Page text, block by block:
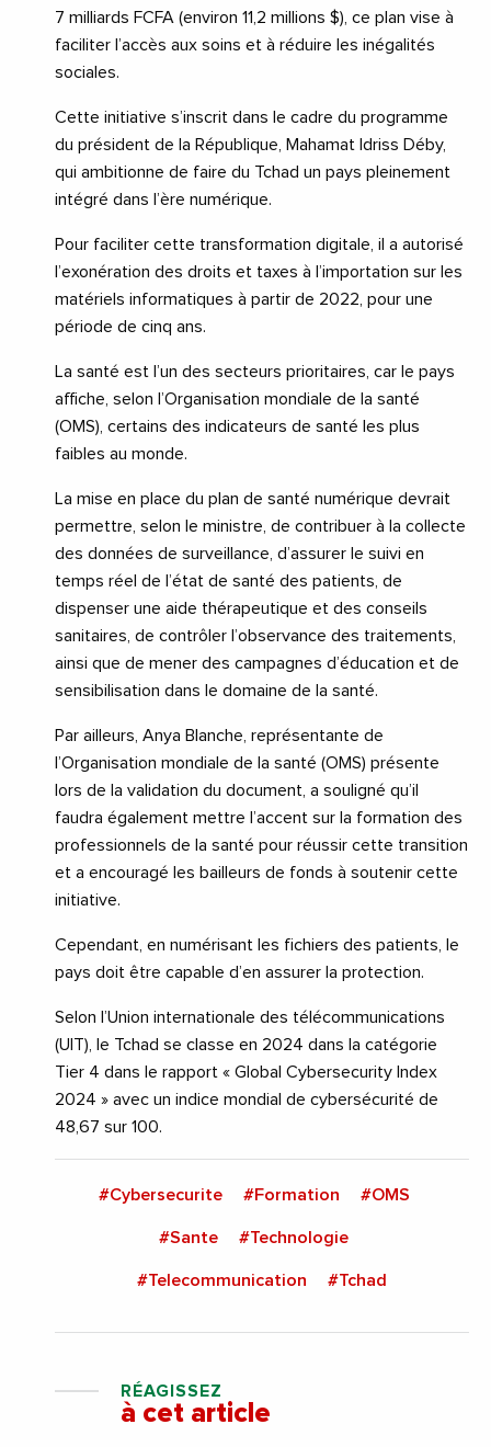
7 milliards FCFA (environ 11,2 millions $), ce plan vise à
faciliter l’accès aux soins et à réduire les inégalités
sociales.
Cette initiative s’inscrit dans le cadre du programme
du président de la République, Mahamat Idriss Déby,
qui ambitionne de faire du Tchad un pays pleinement
intégré dans l’ère numérique.
Pour faciliter cette transformation digitale, il a autorisé
l’exonération des droits et taxes à l’importation sur les
matériels informatiques à partir de 2022, pour une
période de cinq ans.
La santé est l’un des secteurs prioritaires, car le pays
affiche, selon l’Organisation mondiale de la santé
(OMS), certains des indicateurs de santé les plus
faibles au monde.
La mise en place du plan de santé numérique devrait
permettre, selon le ministre, de contribuer à la collecte
des données de surveillance, d’assurer le suivi en
temps réel de l’état de santé des patients, de
dispenser une aide thérapeutique et des conseils
sanitaires, de contrôler l’observance des traitements,
ainsi que de mener des campagnes d’éducation et de
sensibilisation dans le domaine de la santé.
Par ailleurs, Anya Blanche, représentante de
l’Organisation mondiale de la santé (OMS) présente
lors de la validation du document, a souligné qu’il
faudra également mettre l’accent sur la formation des
professionnels de la santé pour réussir cette transition
et a encouragé les bailleurs de fonds à soutenir cette
initiative.
Cependant, en numérisant les fichiers des patients, le
pays doit être capable d’en assurer la protection.
Selon l’Union internationale des télécommunications
(UIT), le Tchad se classe en 2024 dans la catégorie
Tier 4 dans le rapport « Global Cybersecurity Index
2024 » avec un indice mondial de cybersécurité de
48,67 sur 100.
#Cybersecurite #Formation #OMS
#Sante #Technologie
#Telecommunication #Tchad
RÉAGISSEZ
à cet article